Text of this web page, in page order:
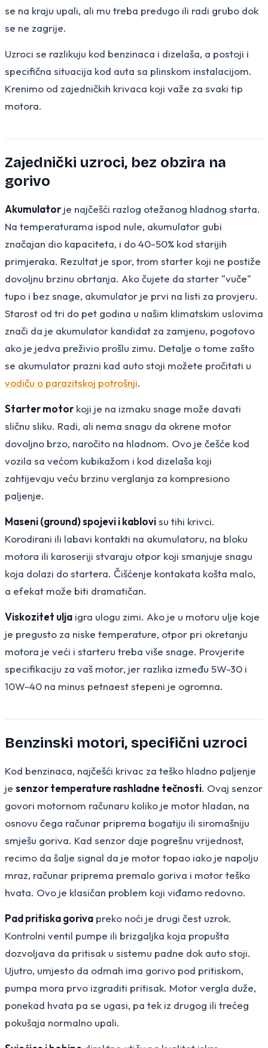
se na kraju upali, ali mu treba predugo ili radi grubo dok
se ne zagrije.
Uzroci se razlikuju kod benzinaca i dizelaša, a postoji i
specifična situacija kod auta sa plinskom instalacijom.
Krenimo od zajedničkih krivaca koji važe za svaki tip
motora.
Zajednički uzroci, bez obzira na
gorivo
Akumulator je najčešći razlog otežanog hladnog starta.
Na temperaturama ispod nule, akumulator gubi
značajan dio kapaciteta, i do 40-50% kod starijih
primjeraka. Rezultat je spor, trom starter koji ne postiže
dovoljnu brzinu obrtanja. Ako čujete da starter "vuče"
tupo i bez snage, akumulator je prvi na listi za provjeru.
Starost od tri do pet godina u našim klimatskim uslovima
znači da je akumulator kandidat za zamjenu, pogotovo
ako je jedva preživio prošlu zimu. Detalje o tome zašto
se akumulator prazni kad auto stoji možete pročitati u
vodiču o parazitskoj potrošnji.
Starter motor koji je na izmaku snage može davati
sličnu sliku. Radi, ali nema snagu da okrene motor
dovoljno brzo, naročito na hladnom. Ovo je češće kod
vozila sa većom kubikažom i kod dizelaša koji
zahtijevaju veću brzinu verglanja za kompresiono
paljenje.
Maseni (ground) spojevi i kablovisu tihi krivci.
Korodirani ili labavi kontakti na akumulatoru, na bloku
motora ili karoseriji stvaraju otpor koji smanjuje snagu
koja dolazi do startera. Čišćenje kontakata košta malo,
a efekat može biti dramatičan.
Viskozitet ulja igra ulogu zimi. Ako je u motoru ulje koje
je pregusto za niske temperature, otpor pri okretanju
motora je veći i starteru treba više snage. Provjerite
specifikaciju za vaš motor, jer razlika između 5W-30 i
10W-40 na minus petnaest stepeni je ogromna.
Benzinski motori, specifični uzroci
Kod benzinaca, najčešći krivac za teško hladno paljenje
je senzor temperature rashladne tečnosti. Ovaj senzor
govori motornom računaru koliko je motor hladan, na
osnovu čega računar priprema bogatiju ili siromašniju
smješu goriva. Kad senzor daje pogrešnu vrijednost,
recimo da šalje signal da je motor topao iako je napolju
mraz, računar priprema premalo goriva i motor teško
hvata. Ovo je klasičan problem koji viđamo redovno.
Pad pritiska goriva preko noći je drugi čest uzrok.
Kontrolni ventil pumpe ili brizgaljka koja propušta
dozvoljava da pritisak u sistemu padne dok auto stoji.
Ujutro, umjesto da odmah ima gorivo pod pritiskom,
pumpa mora prvo izgraditi pritisak. Motor vergla duže,
ponekad hvata pa se ugasi, pa tek iz drugog ili trećeg
pokušaja normalno upali.